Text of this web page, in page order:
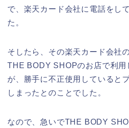
で、楽天カード会社に電話をし
た。
そしたら、その楽天カード会社
THE BODY SHOPのお店で利用
が、勝手に不正使用していると
しまったとのことでした。
なので、急いでTHE BODY